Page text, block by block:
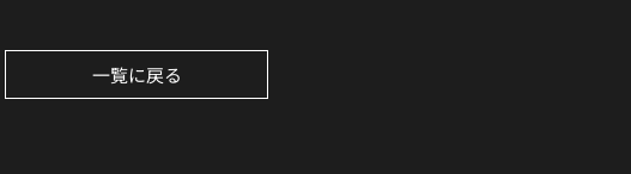
一覧に戻る